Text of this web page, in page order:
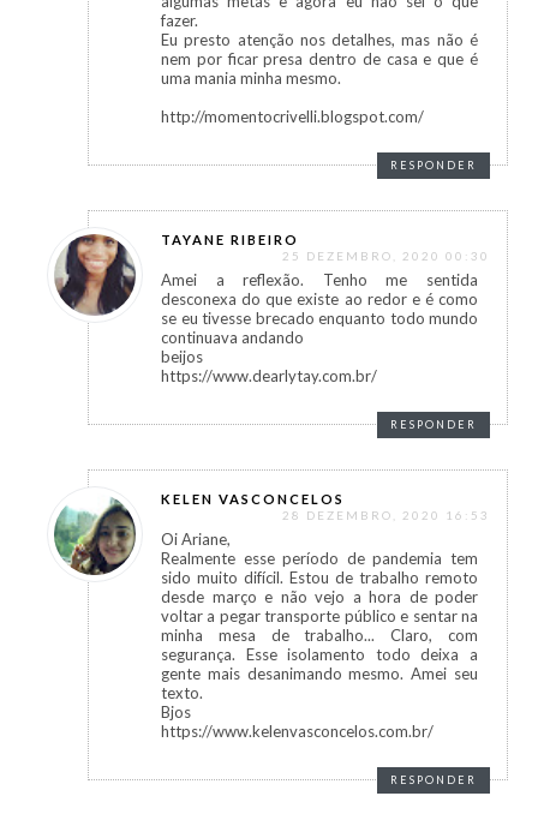
fazer.
Eu presto atenção nos detalhes, mas não é
nem por ficar presa dentro de casa e que é
uma mania minha mesmo.
http://momentocrivelli.blogspot.com/
RESPONDER
TAYANE RIBEIRO
25 DEZEMBRO, 2020 00:30
Amei a reflexão. Tenho me sentida
desconexa do que existe ao redor e é como
se eu tivesse brecado enquanto todo mundo
continuava andando
beijos
https://www.dearlytay.com.br/
RESPONDER
KELEN VASCONCELOS
28 DEZEMBRO, 2020 16:53
Oi Ariane,
Realmente esse período de pandemia tem
sido muito difícil. Estou de trabalho remoto
desde março e não vejo a hora de poder
voltar a pegar transporte público e sentar na
minha mesa de trabalho... Claro, com
segurança. Esse isolamento todo deixa a
gente mais desanimando mesmo. Amei seu
texto.
Bjos
https://www.kelenvasconcelos.com.br/
RESPONDER